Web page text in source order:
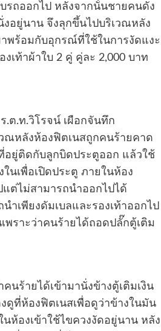
รถออกไป หลังจากนั้นชายคนดัง
งอยู่นาน จึงลุกขึ้นไปบริเวณหลัง
พร้อมกับอุกรณ์ที่ใช้ในการงัดแงะ
เท้าผ้าใบ 2 คู่ คู่ละ 2,000 บาท
.ต.ท.วิโรจน์ เผือกจันทึก
ณหลังห้องฟิตเนสถูกคนร้ายคาด
อยู่ติดกับลูกบิดประตูออก แล้วใช้
นเพื่อเปิดประตู ภายในห้อง
ต่ไม่สามารถนำออกไปได้
เพียงดัมเบลและรองเท้าออกไป
พราะว่าคนร้ายได้ถอดปลั๊กตู้เติม
นร้ายได้เข้ามานั่งข้างตู้เติมเงิน
ดูที่ห้องฟิตเนสเพื่อดูว่าข้างในมัน
ห้องเข้าใช้ไขควงงัดอยู่นาน หลัง